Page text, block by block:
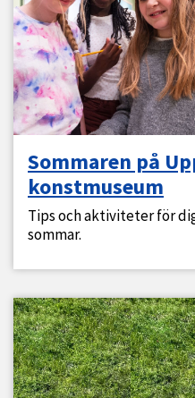
Sommaren på
konstmuseum
Tips och aktiviteter för
sommar.